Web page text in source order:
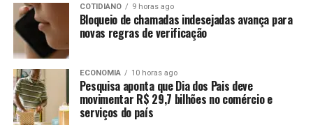
COTIDIANO 9 horas ago
Bloqueio de chamadas indesejadas avança para
novas regras de verificação
ECONOMIA 10 horas ago
Pesquisa aponta que Dia dos Pais deve
movimentar R$ 29,7 bilhões no comércio e
serviços do país